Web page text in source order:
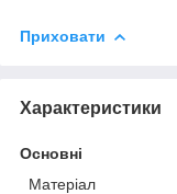
Приховати
Характеристики
Основні
Матеріал